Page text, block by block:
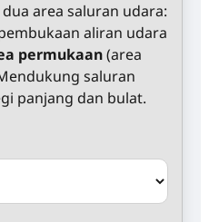
area saluran udara:
aliran udara
permukaan(area
saluran
panjang dan bulat.